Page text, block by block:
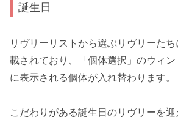
誕生日
リヴリーリストから選ぶリヴリーた
載されており、「個体選択」のウィ
に表示される個体が入れ替わります。
こだわりがある誕生日のリヴリーを